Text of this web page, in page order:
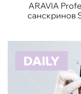
ARAVIA
санскринов
DAILY